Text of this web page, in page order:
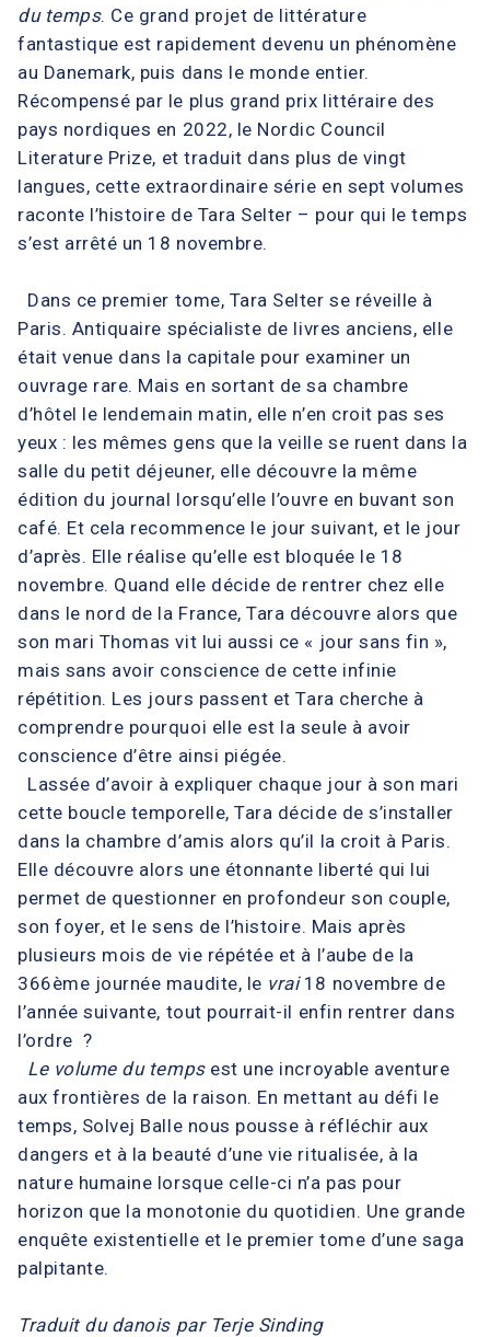
du temps. Ce grand projet de littérature
fantastique est rapidement devenu un phénomène
au Danemark, puis dans le monde entier.
Récompensé par le plus grand prix littéraire des
pays nordiques en 2022, le Nordic Council
Literature Prize, et traduit dans plus de vingt
langues, cette extraordinaire série en sept volumes
raconte l’histoire de Tara Selter – pour qui le temps
s’est arrêté un 18 novembre.
Dans ce premier tome, Tara Selter se réveille à
Paris. Antiquaire spécialiste de livres anciens, elle
était venue dans la capitale pour examiner un
ouvrage rare. Mais en sortant de sa chambre
d’hôtel le lendemain matin, elle n’en croit pas ses
yeux : les mêmes gens que la veille se ruent dans la
salle du petit déjeuner, elle découvre la même
édition du journal lorsqu’elle l’ouvre en buvant son
café. Et cela recommence le jour suivant, et le jour
d’après. Elle réalise qu’elle est bloquée le 18
novembre. Quand elle décide de rentrer chez elle
dans le nord de la France, Tara découvre alors que
son mari Thomas vit lui aussi ce « jour sans fin »,
mais sans avoir conscience de cette infinie
répétition. Les jours passent et Tara cherche à
comprendre pourquoi elle est la seule à avoir
conscience d’être ainsi piégée.
Lassée d’avoir à expliquer chaque jour à son mari
cette boucle temporelle, Tara décide de s’installer
dans la chambre d’amis alors qu’il la croit à Paris.
Elle découvre alors une étonnante liberté qui lui
permet de questionner en profondeur son couple,
son foyer, et le sens de l’histoire. Mais après
plusieurs mois de vie répétée et à l’aube de la
366ème journée maudite, le vrai 18 novembre de
l’année suivante, tout pourrait-il enfin rentrer dans
l’ordre ?
Le volume du temps est une incroyable aventure
aux frontières de la raison. En mettant au défi le
temps, Solvej Balle nous pousse à réfléchir aux
dangers et à la beauté d’une vie ritualisée, à la
nature humaine lorsque celle-ci n’a pas pour
horizon que la monotonie du quotidien. Une grande
enquête existentielle et le premier tome d’une saga
palpitante.
Traduit du danois par Terje Sinding